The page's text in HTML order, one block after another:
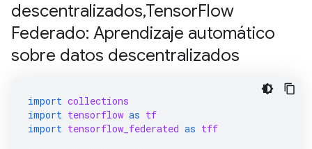
descentralizados,TensorFlow
Federado: Aprendizaje automático
sobre datos descentralizados
import collections
import tensorflow as tf
import tensorflow_federated as tff